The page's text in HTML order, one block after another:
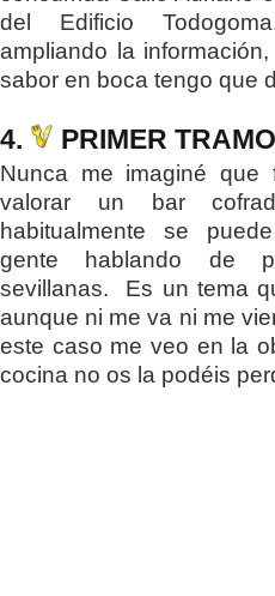
del Edificio
ampliando la
sabor en boca tengo que
4. PRIMER TRAMO
Nunca me imaginé que
valorar un bar
habitualmente se
gente hablando de
sevillanas. Es un tema
aunque ni me va ni me
este caso me veo en la
cocina no os la podéis